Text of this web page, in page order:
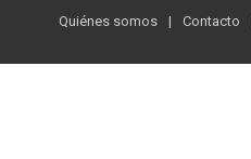
Quiénes somos Contacto